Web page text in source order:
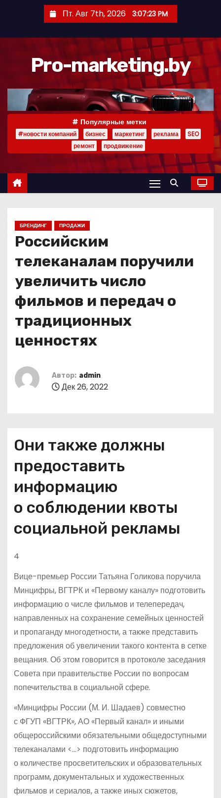
р
Пт. Авг 7th, 2026 3:07:24 PM
Pro-marketing.by
Популярные метки
#новости компаний бизнес маркетинг реклама
SEO
ремонт
продвижение
БРЕНДИНГ ПРОДАЖИ
Российским
телеканалам поручили
увеличить число
фильмов и передач о
традиционных
ценностях
Автор: admin
Дек 26, 2022
Они также должны
предоставить
информацию
о соблюдении квоты
социальной рекламы
4
Вице-премьер России Татьяна Голикова поручила
Минцифры, ВГТРК и «Первому каналу» подготовить
информацию о числе фильмов и телепередач,
направленных на сохранение семейных ценностей
и пропаганду многодетности, а также представить
предложения об увеличении такого контента в сетке
вещания. Об этом говорится в протоколе заседания
Совета при правительстве России по вопросам
попечительства в социальной сфере.
«Минцифры России (М. И. Шадаев) совместно
с ФГУП «ВГТРК», АО «Первый канал» и иными
общероссийскими обязательными общедоступными
телеканалами <…> подготовить информацию
о количестве просветительских и образовательных
программ, документальных и художественных
фильмов и сериалов, а также иных сюжетов,